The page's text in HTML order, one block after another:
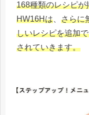
168種類のレシピが
HW16Hは
さらに
しいレシピを追加
されていきます。